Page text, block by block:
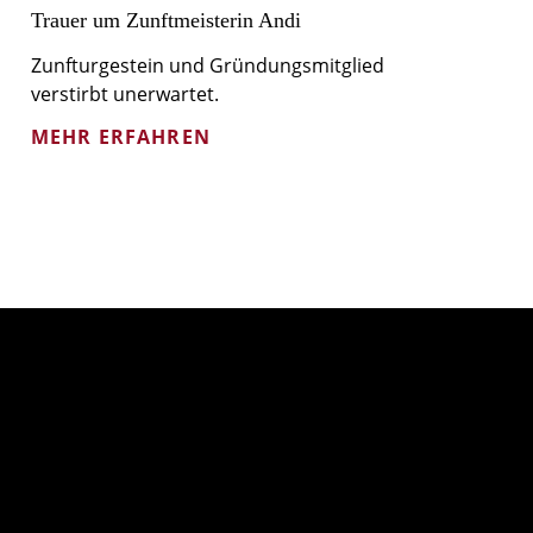
Trauer um Zunftmeisterin Andi
Zunfturgestein und Gründungsmitglied
verstirbt unerwartet.
MEHR ERFAHREN